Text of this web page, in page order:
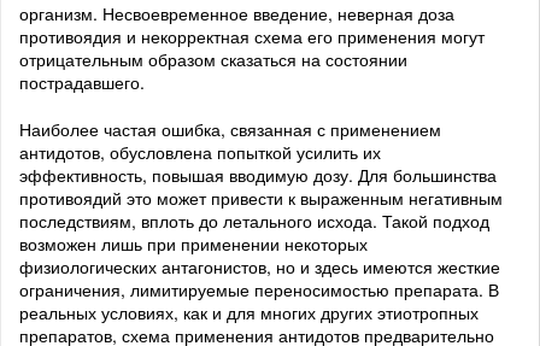
организм. Несвоевременное введение, неверная доза
противоядия и некорректная схема его применения могут
отрицательным образом сказаться на состоянии
пострадавшего.
Наиболее частая ошибка, связанная с применением
антидотов, обусловлена попыткой усилить их
эффективность, повышая вводимую дозу. Для большинства
противоядий это может привести к выраженным негативным
последствиям, вплоть до летального исхода. Такой подход
возможен лишь при применении некоторых
физиологических антагонистов, но и здесь имеются жесткие
ограничения, лимитируемые переносимостью препарата. В
реальных условиях, как и для многих других этиотропных
препаратов, схема применения антидотов предварительно